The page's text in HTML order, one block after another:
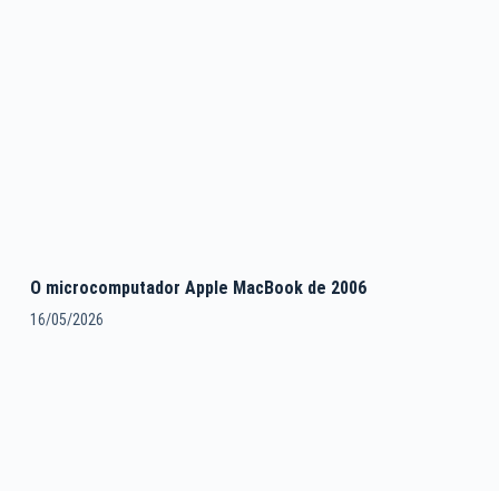
O microcomputador Apple MacBook de 2006
16/05/2026